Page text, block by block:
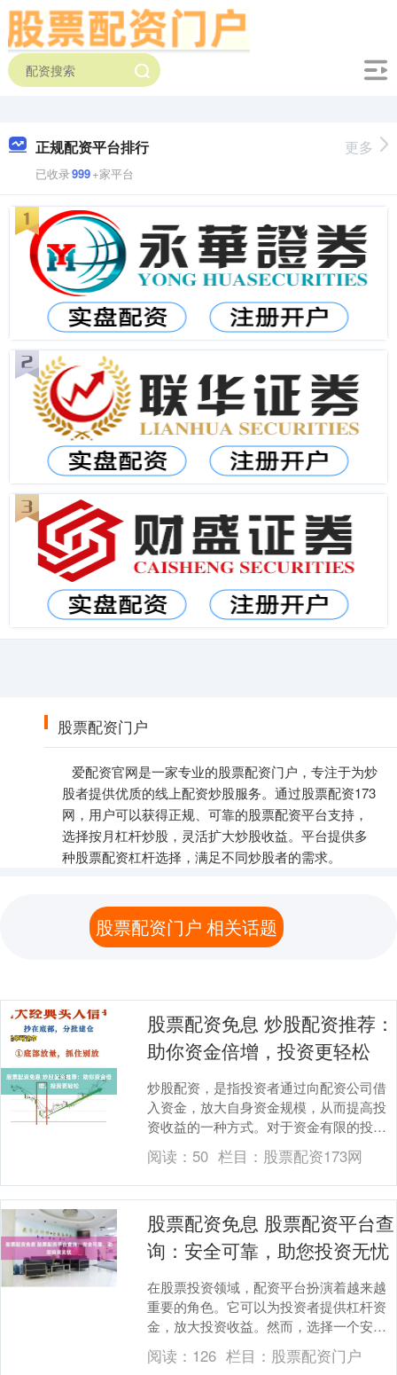
正规配资平台排行
已收录999+家平台
更多
股票配资门户
爱配资官网是一家专业的股票配资门户，专注于为炒
股者提供优质的线上配资炒股服务。通过股票配资173
网，用户可以获得正规、可靠的股票配资平台支持，
选择按月杠杆炒股，灵活扩大炒股收益。平台提供多
种股票配资杠杆选择，满足不同炒股者的需求。
股票配资门户 相关话题
股票配资免息 炒股配资推荐：
助你资金倍增，投资更轻松
炒股配资，是指投资者通过向配资公司借
入资金，放大自身资金规模，从而提高投
资收益的一种方式。对于资金有限的投资
者来说，炒股配资可以有效提升资金利用
率，增加获利空间....
阅读： 50 栏目： 股票配资173网
股票配资免息 股票配资平台查
询：安全可靠，助您投资无忧
在股票投资领域，配资平台扮演着越来越
重要的角色。它可以为投资者提供杠杆资
金，放大投资收益。然而，选择一个安全
可靠的配资平台至关重要，以确保您的资
金和投资安全。 ....
阅读： 126 栏目： 股票配资门户